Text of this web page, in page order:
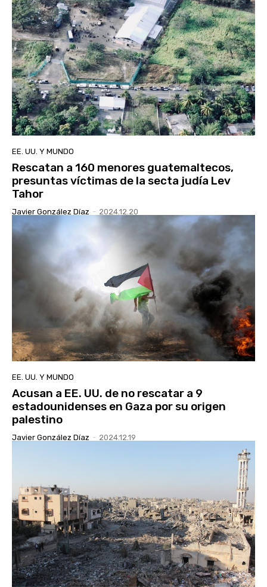
EE. UU. Y MUNDO
Rescatan a 160 menores guatemaltecos,
presuntas víctimas de la secta judía Lev
Tahor
Javier González Díaz - 2024.12.20
EE. UU. Y MUNDO
Acusan a EE. UU. de no rescatar a 9
estadounidenses en Gaza por su origen
palestino
Javier González Díaz - 2024.12.19